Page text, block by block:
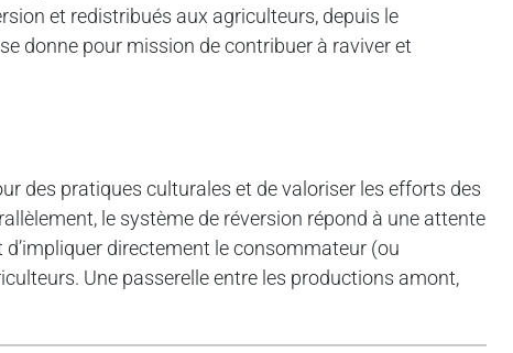
et redistribués aux agriculteurs, depuis le
donne pour mission de contribuer à raviver et
des pratiques culturales et de valoriser les efforts des
le système de réversion répond à une attente
directement le consommateur (ou
Une passerelle entre les productions amont,